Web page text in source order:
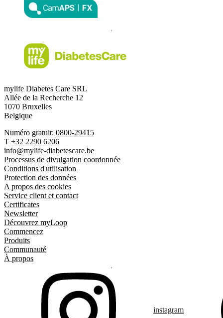
mylife Diabetes Care SRL
Allée de la Recherche 12
1070 Bruxelles
Belgique
Numéro gratuit: 0800-29415
T +32 2290 6206
info@mylife-diabetescare.be
Processus de divulgation coordonnée
Conditions d'utilisation
Protection des données
A propos des cookies
Service client et contact
Certificates
Newsletter
Découvrez myLoop
Commencez
Produits
Communauté
À propos
instagram